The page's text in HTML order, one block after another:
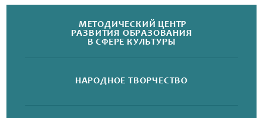
МЕТОДИЧЕСКИЙ ЦЕНТР
РАЗВИТИЯ ОБРАЗОВАНИЯ
В СФЕРЕ КУЛЬТУРЫ
НАРОДНОЕ ТВОРЧЕСТВО